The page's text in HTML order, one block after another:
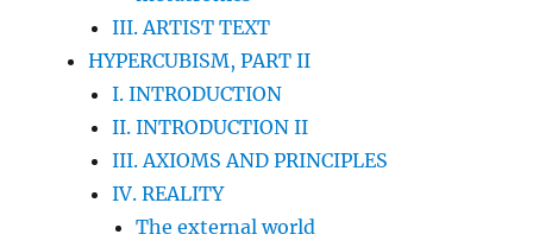
III. ARTIST TEXT
HYPERCUBISM, PART II
I. INTRODUCTION
II. INTRODUCTION II
III. AXIOMS AND PRINCIPLES
IV. REALITY
The external world